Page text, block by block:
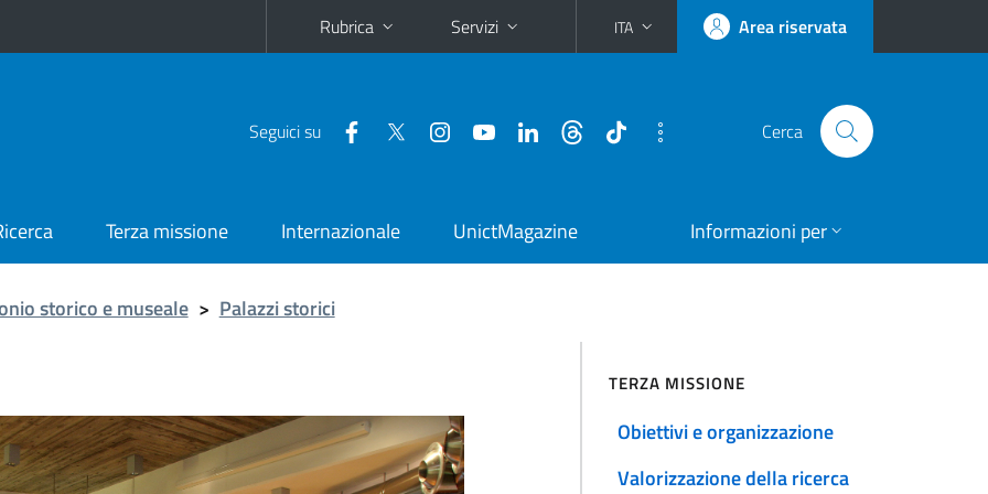
Rubrica Servizi ITA Area riservata
Seguici su Cerca
Terza missione Internazionale UnictMagazine Informazioni per
storico e museale > Palazzi storici
TERZA MISSIONE
Obiettivi e organizzazione
Valorizzazione della ricerca